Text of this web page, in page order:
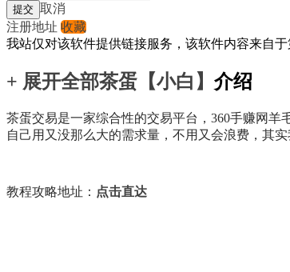
取消
注册地址 收藏
我站仅对该软件提供链接服务，该软件内容来自
+ 展开全部茶蛋【小白】 介绍
茶蛋交易是一家综合性的交易平台，360手赚网羊
自己用又没那么大的需求量，不用又会浪费，其
教程攻略地址： 点击直达